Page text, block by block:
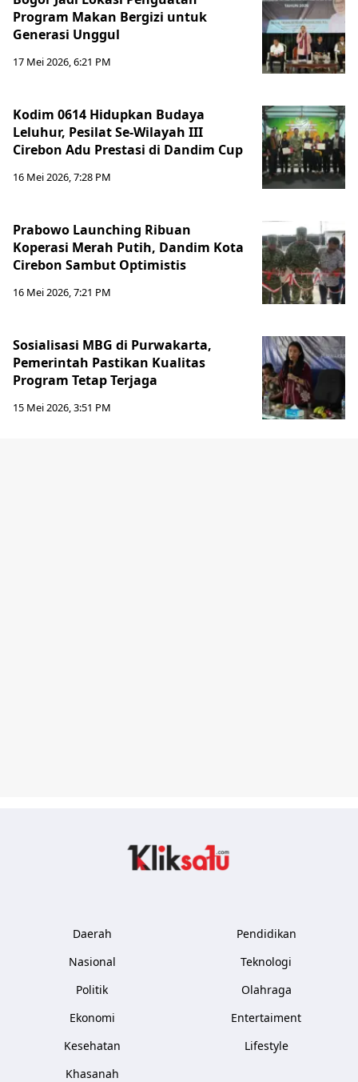
Program Makan Bergizi untuk
Generasi Unggul
17 Mei 2026, 6:21 PM
Kodim 0614 Hidupkan Budaya
Leluhur, Pesilat Se-Wilayah III
Cirebon Adu Prestasi di Dandim Cup
16 Mei 2026, 7:28 PM
Prabowo Launching Ribuan
Koperasi Merah Putih, Dandim Kota
Cirebon Sambut Optimistis
16 Mei 2026, 7:21 PM
Sosialisasi MBG di Purwakarta,
Pemerintah Pastikan Kualitas
Program Tetap Terjaga
15 Mei 2026, 3:51 PM
Daerah
Nasional
Politik
Ekonomi
Kesehatan
Khasanah
Pendidikan
Teknologi
Olahraga
Entertaiment
Lifestyle